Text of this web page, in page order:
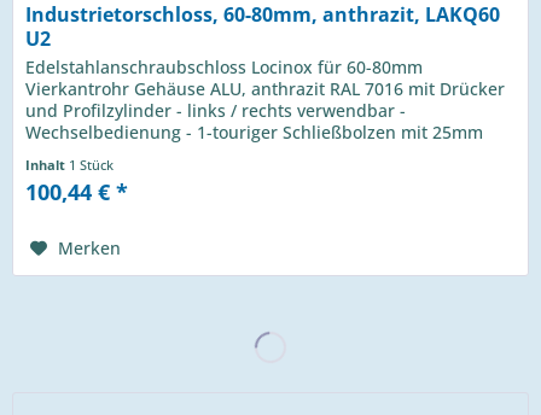
Industrietorschloss, 60-80mm, anthrazit, LAKQ60
U2
Edelstahlanschraubschloss Locinox für 60-80mm
Vierkantrohr Gehäuse ALU, anthrazit RAL 7016 mit Drücker
und Profilzylinder - links / rechts verwendbar -
Wechselbedienung - 1-touriger Schließbolzen mit 25mm
Inhalt 1 Stück
100,44 € *
Merken